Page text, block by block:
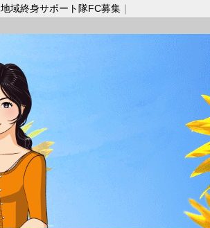
地域終身サポート隊FC募集